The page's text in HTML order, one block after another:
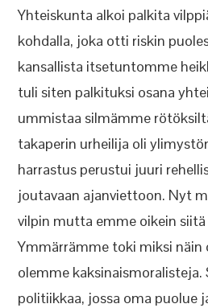
Yhteiskunta alkoi palkita
kohdalla, joka otti riskin
kansallista itsetuntomme
tuli siten palkituksi osana
ummistaa silmämme
takaperin urheilija oli
harrastus perustui juuri
joutavaan ajanviettoon. Nyt
vilpin mutta emme oikein
Ymmärrämme toki miksi näin
olemme kaksinaismoralisteja.
politiikkaa, jossa oma puolue